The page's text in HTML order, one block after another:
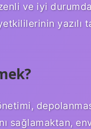
ve iyi
yazılı
sağlamaktan,